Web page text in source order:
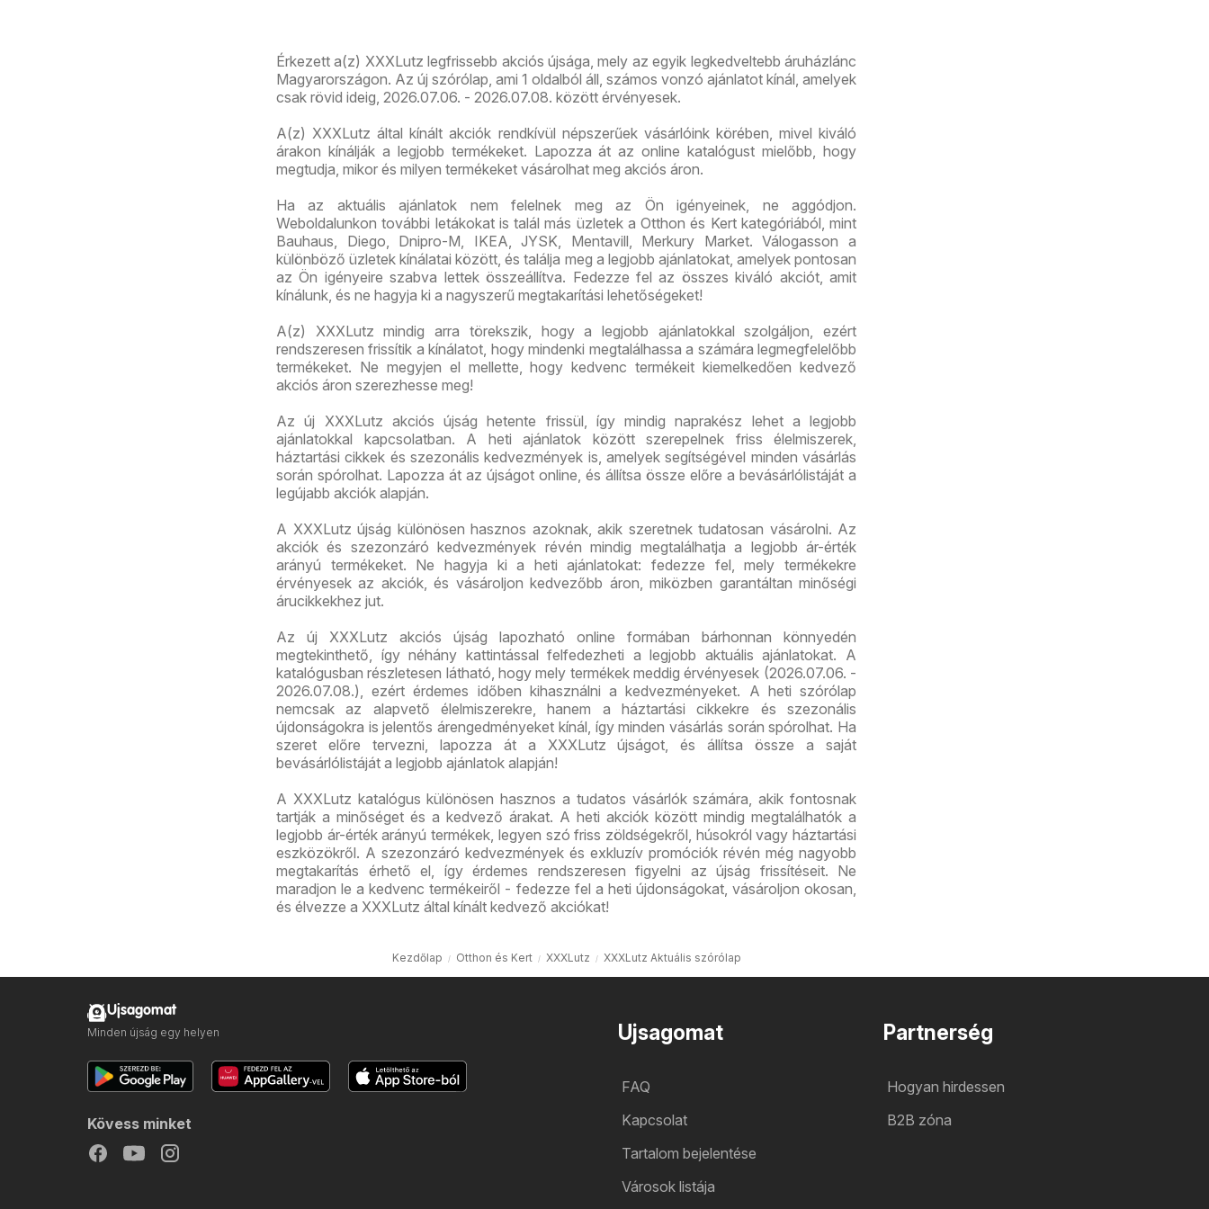
Érkezett a(z) XXXLutz legfrissebb akciós újsága, mely az egyik legkedveltebb áruházlánc
Magyarországon. Az új szórólap, ami 1 oldalból áll, számos vonzó ajánlatot kínál, amelyek
csak rövid ideig, 2026.07.06. - 2026.07.08. között érvényesek.
A(z) XXXLutz által kínált akciók rendkívül népszerűek vásárlóink körében, mivel kiváló
árakon kínálják a legjobb termékeket. Lapozza át az online katalógust mielőbb, hogy
megtudja, mikor és milyen termékeket vásárolhat meg akciós áron.
Ha az aktuális ajánlatok nem felelnek meg az Ön igényeinek, ne aggódjon.
Weboldalunkon további letákokat is talál más üzletek a Otthon és Kert kategóriából, mint
Bauhaus, Diego, Dnipro-M, IKEA, JYSK, Mentavill, Merkury Market. Válogasson a
különböző üzletek kínálatai között, és találja meg a legjobb ajánlatokat, amelyek pontosan
az Ön igényeire szabva lettek összeállítva. Fedezze fel az összes kiváló akciót, amit
kínálunk, és ne hagyja ki a nagyszerű megtakarítási lehetőségeket!
A(z) XXXLutz mindig arra törekszik, hogy a legjobb ajánlatokkal szolgáljon, ezért
rendszeresen frissítik a kínálatot, hogy mindenki megtalálhassa a számára legmegfelelőbb
termékeket. Ne megyjen el mellette, hogy kedvenc termékeit kiemelkedően kedvező
akciós áron szerezhesse meg!
Az új XXXLutz akciós újság hetente frissül, így mindig naprakész lehet a legjobb
ajánlatokkal kapcsolatban. A heti ajánlatok között szerepelnek friss élelmiszerek,
háztartási cikkek és szezonális kedvezmények is, amelyek segítségével minden vásárlás
során spórolhat. Lapozza át az újságot online, és állítsa össze előre a bevásárlólistáját a
legújabb akciók alapján.
A XXXLutz újság különösen hasznos azoknak, akik szeretnek tudatosan vásárolni. Az
akciók és szezonzáró kedvezmények révén mindig megtalálhatja a legjobb ár-érték
arányú termékeket. Ne hagyja ki a heti ajánlatokat: fedezze fel, mely termékekre
érvényesek az akciók, és vásároljon kedvezőbb áron, miközben garantáltan minőségi
árucikkekhez jut.
Az új XXXLutz akciós újság lapozható online formában bárhonnan könnyedén
megtekinthető, így néhány kattintással felfedezheti a legjobb aktuális ajánlatokat. A
katalógusban részletesen látható, hogy mely termékek meddig érvényesek (2026.07.06. -
2026.07.08.), ezért érdemes időben kihasználni a kedvezményeket. A heti szórólap
nemcsak az alapvető élelmiszerekre, hanem a háztartási cikkekre és szezonális
újdonságokra is jelentős árengedményeket kínál, így minden vásárlás során spórolhat. Ha
szeret előre tervezni, lapozza át a XXXLutz újságot, és állítsa össze a saját
bevásárlólistáját a legjobb ajánlatok alapján!
A XXXLutz katalógus különösen hasznos a tudatos vásárlók számára, akik fontosnak
tartják a minőséget és a kedvező árakat. A heti akciók között mindig megtalálhatók a
legjobb ár-érték arányú termékek, legyen szó friss zöldségekről, húsokról vagy háztartási
eszközökről. A szezonzáró kedvezmények és exkluzív promóciók révén még nagyobb
megtakarítás érhető el, így érdemes rendszeresen figyelni az újság frissítéseit. Ne
maradjon le a kedvenc termékeiről - fedezze fel a heti újdonságokat, vásároljon okosan,
és élvezze a XXXLutz által kínált kedvező akciókat!
Kezdőlap Otthon és Kert XXXLutz XXXLutz Aktuális szórólap
Ujsagomat
FAQ
Kapcsolat
Tartalom bejelentése
Városok listája
Partnerség
Hogyan hirdessen
B2B zóna
Ujsagomat
Minden újság egy helyen
Kövess minket